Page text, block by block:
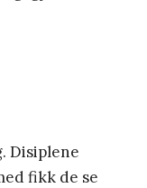
Disiplene
fikk de se